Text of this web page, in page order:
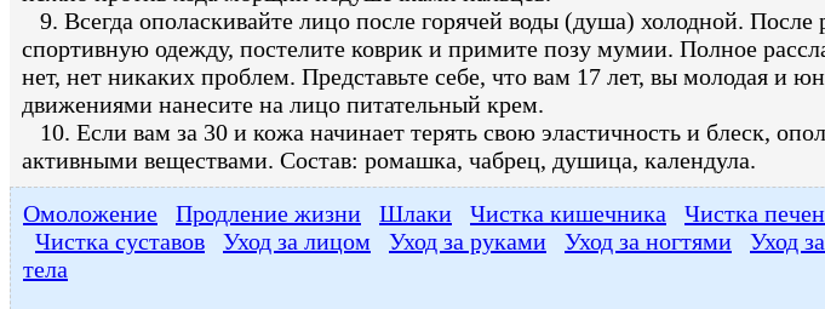
9. Всегда ополаскивайте лицо после горячей воды (душа) холодной. После
спортивную одежду, постелите коврик и примите позу мумии. Полное
нет, нет никаких проблем. Представьте себе, что вам 17 лет, вы молодая и
движениями нанесите на лицо питательный крем.
10. Если вам за 30 и кожа начинает терять свою эластичность и блеск,
активными веществами. Состав: ромашка, чабрец, душица, календула.
Омоложение
Продление жизни Шлаки Чистка кишечника Чистка
Чистка суставов
Уход за лицом Уход за руками Уход за ногтями Уход
тела